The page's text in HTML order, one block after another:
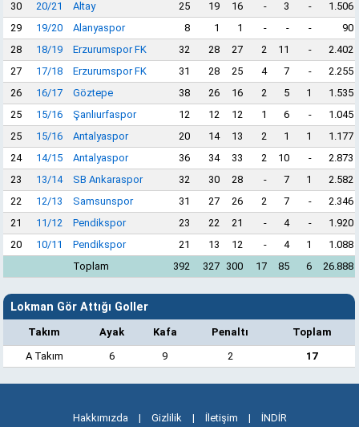
30
20/21 Altay 25 19 16 - 3 -
1.506
29
19/20 Alanyaspor 8 1 1 - - -
90
28
18/19 Erzurumspor FK 32 28 27 2 11 -
2.402
27
17/18 Erzurumspor FK 31 28 25 4 7 -
2.255
26
16/17 Göztepe 38 26 16 2 5 1
1.535
25
15/16 Şanlıurfaspor 12 12 12 1 6 -
1.045
25
15/16 Antalyaspor 20 14 13 2 1 1
1.177
24
14/15 Antalyaspor 36 34 33 2 10 -
2.873
23
13/14 SB Ankaraspor 32 30 28 - 7 1
2.582
22
12/13 Samsunspor 31 27 26 2 7 -
2.346
21
11/12 Pendikspor 23 22 21 - 4 -
1.920
20
10/11 Pendikspor 21 13 12 - 4 1
1.088
Toplam
392 327 300 17 85 6 26.888
Lokman Gör Attığı Goller
Takım Ayak Kafa Penaltı
Toplam
A Takım
6 9 2 17
Hakkımızda | Gizlilik | İletişim | İNDİR